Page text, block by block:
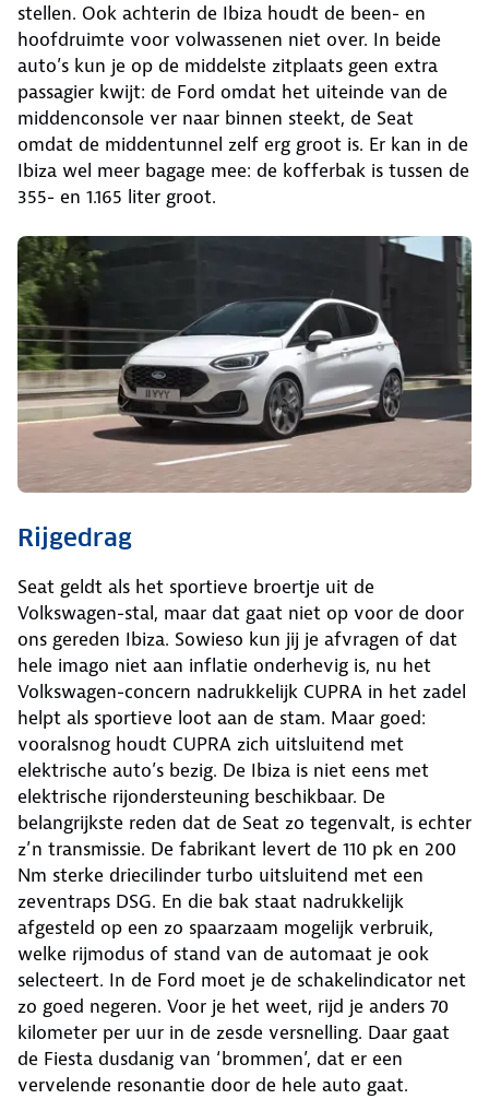
stellen. Ook achterin de Ibiza houdt de been- en
hoofdruimte voor volwassenen niet over. In beide
auto’s kun je op de middelste zitplaats geen extra
passagier kwijt: de Ford omdat het uiteinde van de
middenconsole ver naar binnen steekt, de Seat
omdat de middentunnel zelf erg groot is. Er kan in de
Ibiza wel meer bagage mee: de kofferbak is tussen de
355- en 1.165 liter groot.
Rijgedrag
Seat geldt als het sportieve broertje uit de
Volkswagen-stal, maar dat gaat niet op voor de door
ons gereden Ibiza. Sowieso kun jij je afvragen of dat
hele imago niet aan inflatie onderhevig is, nu het
Volkswagen-concern nadrukkelijk CUPRA in het zadel
helpt als sportieve loot aan de stam. Maar goed:
vooralsnog houdt CUPRA zich uitsluitend met
elektrische auto’s bezig. De Ibiza is niet eens met
elektrische rijondersteuning beschikbaar. De
belangrijkste reden dat de Seat zo tegenvalt, is echter
z’n transmissie. De fabrikant levert de 110 pk en 200
Nm sterke driecilinder turbo uitsluitend met een
zeventraps DSG. En die bak staat nadrukkelijk
afgesteld op een zo spaarzaam mogelijk verbruik,
welke rijmodus of stand van de automaat je ook
selecteert. In de Ford moet je de schakelindicator net
zo goed negeren. Voor je het weet, rijd je anders 70
kilometer per uur in de zesde versnelling. Daar gaat
de Fiesta dusdanig van ‘brommen’, dat er een
vervelende resonantie door de hele auto gaat.